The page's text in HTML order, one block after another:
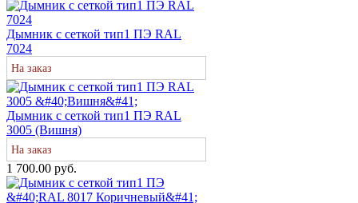
Дымник с сеткой тип1 ПЭ RAL
7024
На заказ
Дымник с сеткой тип1 ПЭ RAL
3005 (Вишня)
На заказ
1 700.00 руб.